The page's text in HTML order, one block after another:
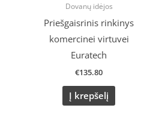
Dovanų idėjos
Priešgaisrinis rinkinys
komercinei virtuvei
Euratech
€135.80
Į krepšelį